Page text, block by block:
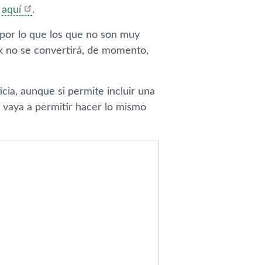
aquí­ .
lo que los que no son muy
no se convertirá, de momento,
aunque si permite incluir una
a permitir hacer lo mismo